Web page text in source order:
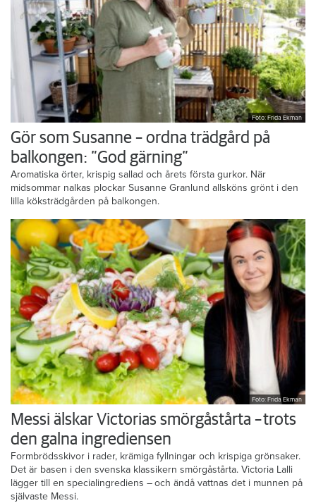
Foto: Frida Ekman
Gör som Susanne – ordna trädgård på
balkongen: ”God gärning”
Aromatiska örter, krispig sallad och årets första gurkor. När
midsommar nalkas plockar Susanne Granlund allsköns grönt i den
lilla köksträdgården på balkongen.
Foto: Frida Ekman
Messi älskar Victorias smörgåstårta – trots
den galna ingrediensen
Formbrödsskivor i rader, krämiga fyllningar och krispiga grönsaker.
Det är basen i den svenska klassikern smörgåstårta. Victoria Lalli
lägger till en specialingrediens – och ändå vattnas det i munnen på
självaste Messi.